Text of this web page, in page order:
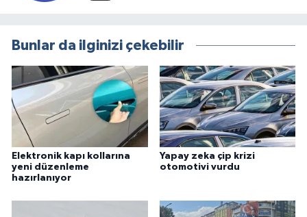
Bunlar da ilginizi çekebilir
Elektronik kapı kollarına
yeni düzenleme
hazırlanıyor
Yapay zeka çip krizi
otomotivi vurdu